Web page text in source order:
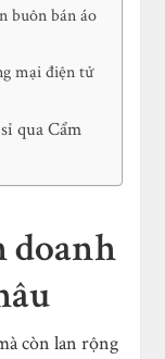
buôn bán áo
mại điện tử
qua Cẩm
còn lan rộng